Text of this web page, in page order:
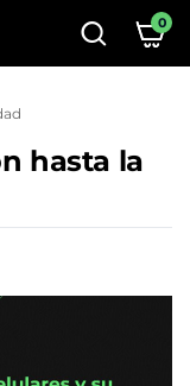
0
hasta la